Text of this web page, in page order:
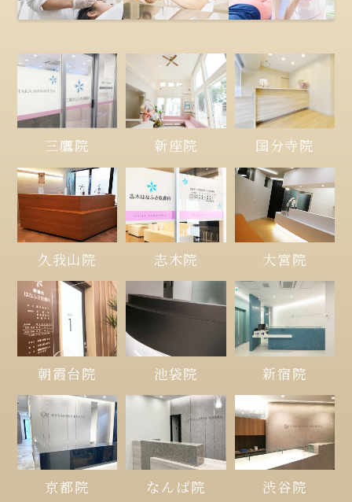
三鷹院 新座院 国分寺院
久我山院 志木院 大宮院
朝霞台院 池袋院 新宿院
京都院 なんば院 渋谷院